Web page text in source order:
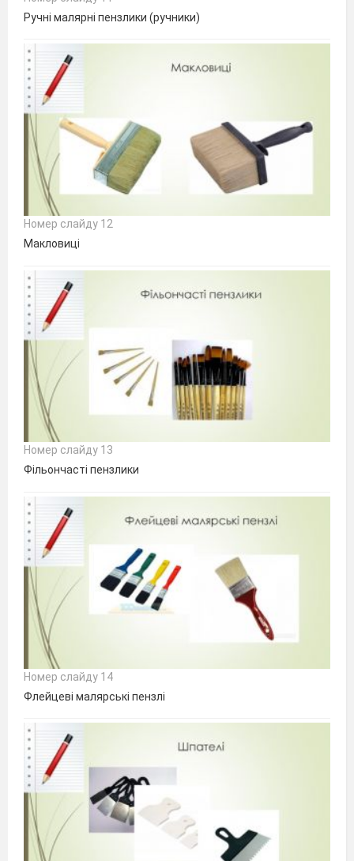
Ручні малярні пензлики (ручники)
Номер слайду 12
Макловиці
Номер слайду 13
Фільончасті пензлики
Номер слайду 14
Флейцеві малярські пензлі